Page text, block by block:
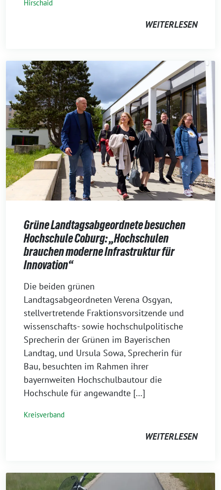
Hirschaid
WEITERLESEN
Grüne Landtagsabgeordnete besuchen
Hochschule Coburg: „Hochschulen
brauchen moderne Infrastruktur für
Innovation“
15.
Mai
2026
Die beiden grünen
Landtagsabgeordneten Verena Osgyan,
stellvertretende Fraktionsvorsitzende und
wissenschafts- sowie hochschulpolitische
Sprecherin der Grünen im Bayerischen
Landtag, und Ursula Sowa, Sprecherin für
Bau, besuchten im Rahmen ihrer
bayernweiten Hochschulbautour die
Hochschule für angewandte […]
Kreisverband
WEITERLESEN